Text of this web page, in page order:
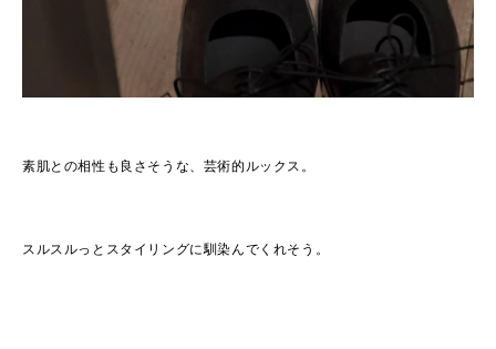
素肌との相性も良さそうな、芸術的ルックス。
スルスルっとスタイリングに馴染んでくれそう。